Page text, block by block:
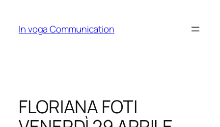
content
In voga Communication
FLORIANA FOTI